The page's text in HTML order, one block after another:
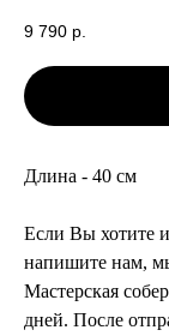
9 790 р.
Длина - 40 см
Если Вы хотите
напишите нам,
Мастерская
дней. После